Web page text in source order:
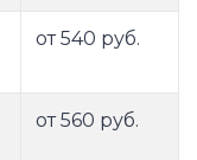
от 540 руб.
от 560 руб.